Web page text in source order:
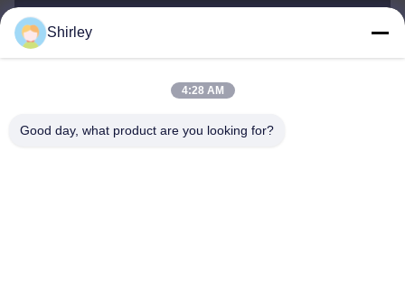
E-Mail-Adresse
0086-18148506772
Shirley
4:28 AM
Good day, what product are you looking for?